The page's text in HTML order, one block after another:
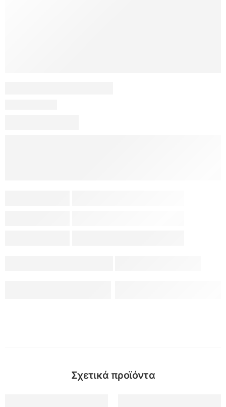
Σχετικά προϊόντα